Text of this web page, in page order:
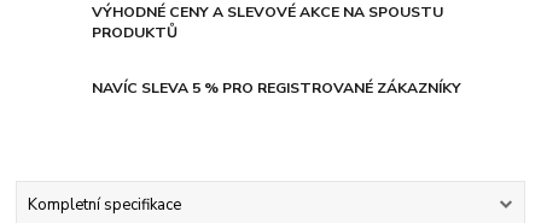
VÝHODNÉ CENY A SLEVOVÉ AKCE NA SPOUSTU
PRODUKTŮ
NAVÍC SLEVA 5 % PRO REGISTROVANÉ ZÁKAZNÍKY
Kompletní specifikace